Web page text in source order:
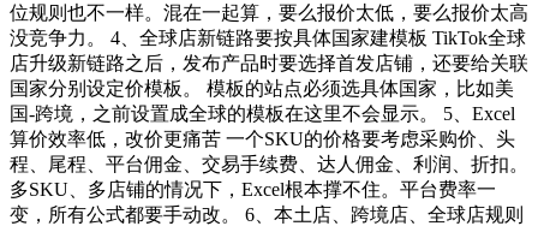
位规则也不一样。混在一起算，要么报价太低，要么报价太高
没竞争力。 4、全球店新链路要按具体国家建模板 TikTok全球
店升级新链路之后，发布产品时要选择首发店铺，还要给关联
国家分别设定价模板。 模板的站点必须选具体国家，比如美
国-跨境，之前设置成全球的模板在这里不会显示。 5、Excel
算价效率低，改价更痛苦 一个SKU的价格要考虑采购价、头
程、尾程、平台佣金、交易手续费、达人佣金、利润、折扣。
多SKU、多店铺的情况下，Excel根本撑不住。平台费率一
变，所有公式都要手动改。 6、本土店、跨境店、全球店规则